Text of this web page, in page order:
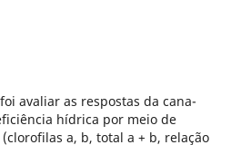
avaliar as respostas da cana-
hídrica por meio de
a, b, total a + b, relação